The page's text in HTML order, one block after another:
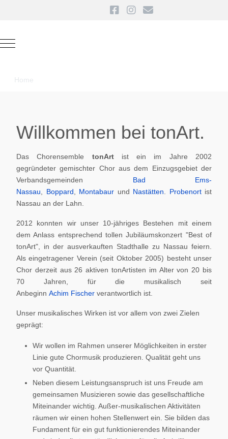
Mobile Menu Toggle
Home
Willkommen bei tonArt.
Das Chorensemble tonArt ist ein im Jahre 2002
gegründeter gemischter Chor aus dem Einzugsgebiet der
Verbandsgemeinden Bad Ems-
Nassau
Boppard Montabaur und Nastätten Probenortist
Nassau an der Lahn.
2012 konnten wir unser 10-jähriges Bestehen mit einem
dem Anlass entsprechend tollen Jubiläumskonzert "Best of
tonArt", in der ausverkauften Stadthalle zu Nassau feiern.
Als eingetragener Verein (seit Oktober 2005) besteht unser
Chor derzeit aus 26 aktiven tonArtisten im Alter von 20 bis
70 Jahren, für die musikalisch seit
Anbeginn Achim Fischer verantwortlich ist.
Unser musikalisches Wirken ist vor allem von zwei Zielen
geprägt:
Wir wollen im Rahmen unserer Möglichkeiten in erster
Linie gute Chormusik produzieren. Qualität geht uns
vor Quantität.
Neben diesem Leistungsanspruch ist uns Freude am
gemeinsamen Musizieren sowie das gesellschaftliche
Miteinander wichtig. Außer-musikalischen Aktivitäten
räumen wir einen hohen Stellenwert ein. Sie bilden das
Fundament für ein gut funktionierendes Miteinander